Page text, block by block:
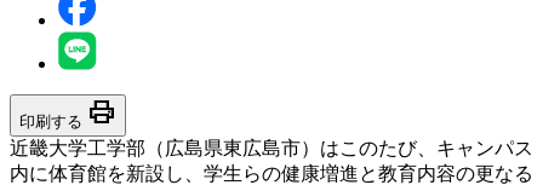
印刷する print
近畿大学工学部（広島県東広島市）はこのたび、キャンパス
内に体育館を新設し、学生らの健康増進と教育内容の更なる